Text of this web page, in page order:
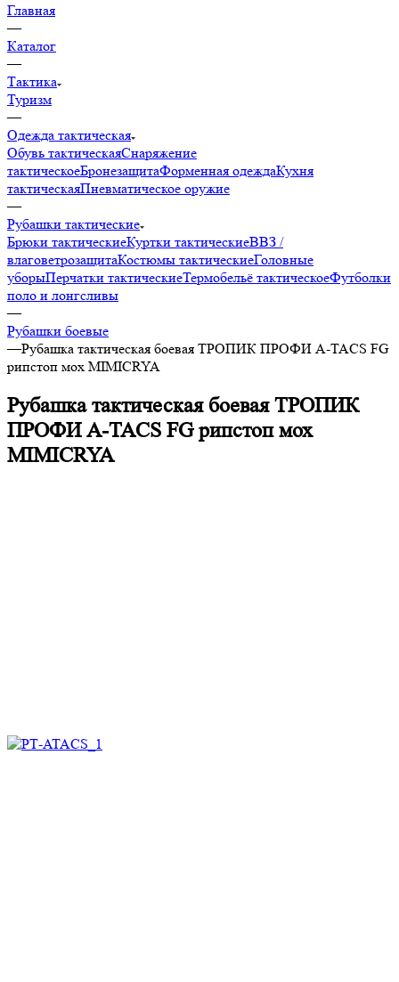
Главная
—
Каталог
—
Тактика
Туризм
—
Одежда тактическая
Обувь тактическаяСнаряжение
тактическоеБронезащитаФорменная одеждаКухня
тактическаяПневматическое оружие
—
Рубашки тактические
Брюки тактическиеКуртки тактическиеВВЗ /
влаговетрозащитаКостюмы тактическиеГоловные
уборыПерчатки тактическиеТермобельё тактическоеФутболки
поло и лонгсливы
—
Рубашки боевые
—Рубашка тактическая боевая ТРОПИК ПРОФИ A-TACS FG
рипстоп мох MIMICRYA
Рубашка тактическая боевая ТРОПИК
ПРОФИ A-TACS FG рипстоп мох
MIMICRYA